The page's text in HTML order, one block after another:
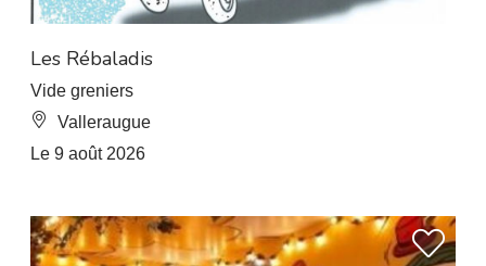
Les Rébaladis
Vide greniers
Valleraugue
Le 9 août 2026